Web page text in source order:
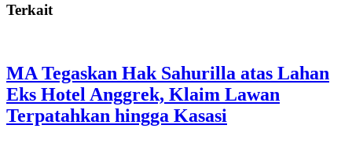
Terkait
MA Tegaskan Hak Sahurilla atas Lahan
Eks Hotel Anggrek, Klaim Lawan
Terpatahkan hingga Kasasi